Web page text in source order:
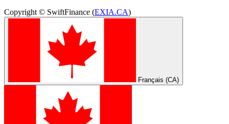
Copyright © SwiftFinance (EXIA.CA)
Français (CA)